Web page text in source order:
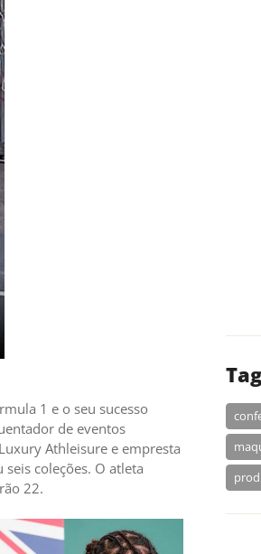
1 e o seu sucesso
de eventos
Athleisure e empresta
coleções. O atleta
22.